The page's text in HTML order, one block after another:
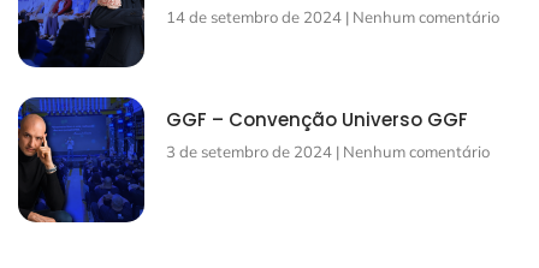
14 de setembro de 2024 Nenhum comentário
GGF – Convenção Universo GGF
3 de setembro de 2024 Nenhum comentário